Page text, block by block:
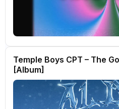
Temple Boys CPT – The
[Album]